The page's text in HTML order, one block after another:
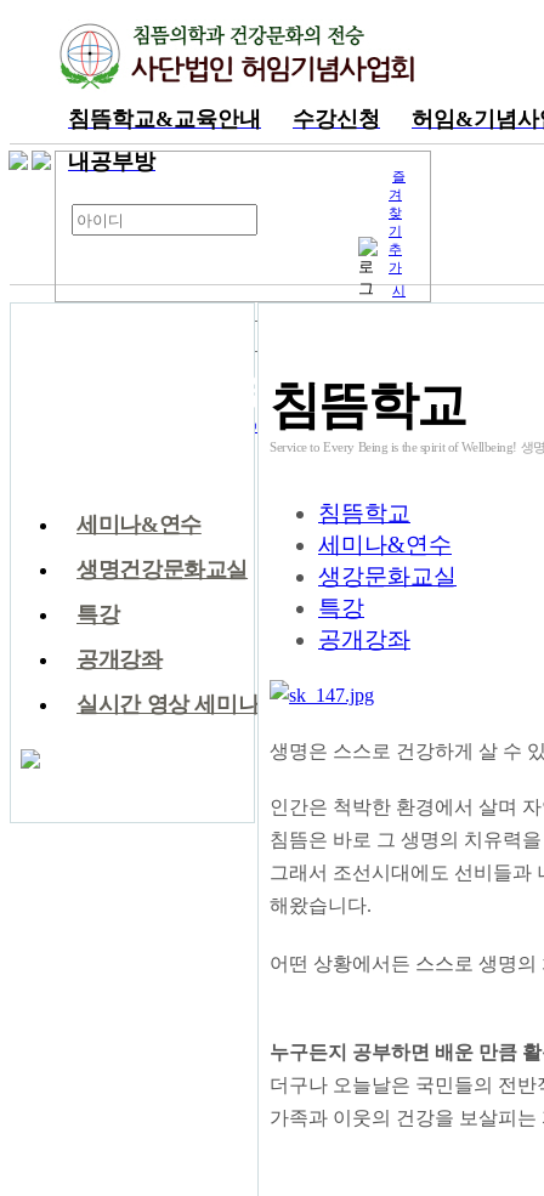
침뜸학교&교육안내 수강신청
허임&기념사
내공부방
즐
겨
찾
기
추
가
시
작
로
아이디/비밀번호 찾기
침뜸학교&교육
세미나&연수
생명건강문화교실
특강
공개강좌
실시간 영상 세미나
침뜸학교
Service to Every Being is the spirit of Wellbeing!
침뜸학교
세미나&연수
생강문화교실
특강
공개강좌
생명은 스스로 건강하게 살 수
인간은 척박한 환경에서 살며
침뜸은 바로 그 생명의 치유력
그래서 조선시대에도 선비들과
해왔습니다.
어떤 상황에서든 스스로 생명
누구든지 공부하면 배운 만큼
더구나 오늘날은 국민들의 전
가족과 이웃의 건강을 보살피